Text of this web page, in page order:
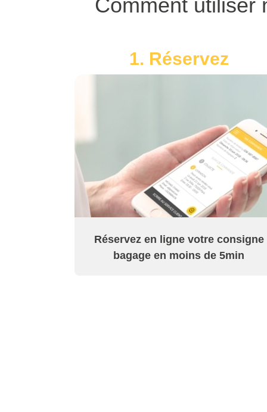
Comment utiliser
1. Réservez
Réservez en ligne votre consigne
bagage en moins de 5min